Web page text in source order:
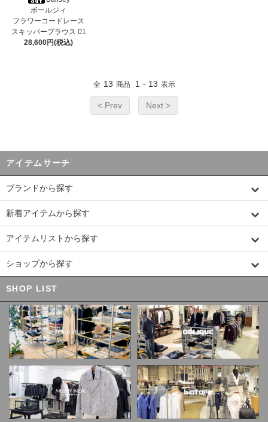
ボールジィ
フラワーコードレース
スキッパーブラウス 01
28,600円(税込)
全 13 商品 1 - 13 表示
< Prev Next >
アイテムサーチ
ブランドから探す
新着アイテムから探す
アイテムリストから探す
ショップから探す
SHOP LIST